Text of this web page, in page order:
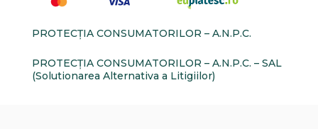
PROTECŢIA CONSUMATORILOR – A.N.P.C.
PROTECŢIA CONSUMATORILOR – A.N.P.C. – SAL
(Solutionarea Alternativa a Litigiilor)